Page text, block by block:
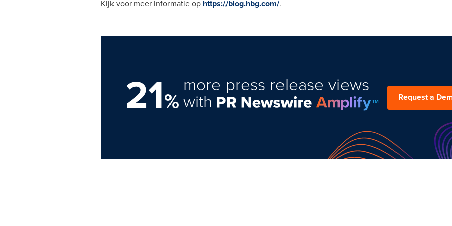
Kijk voor meer informatie op https://blog.hbg.com/.
21%
more press release views
with Request a